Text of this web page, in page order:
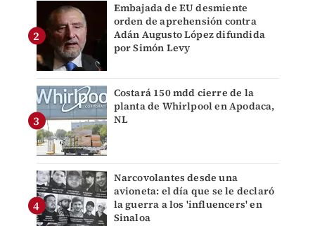
Embajada de EU desmiente
orden de aprehensión contra
Adán Augusto López difundida
por Simón Levy
Costará 150 mdd cierre de la
planta de Whirlpool en Apodaca,
NL
Narcovolantes desde una
avioneta: el día que se le declaró
la guerra a los 'influencers' en
Sinaloa